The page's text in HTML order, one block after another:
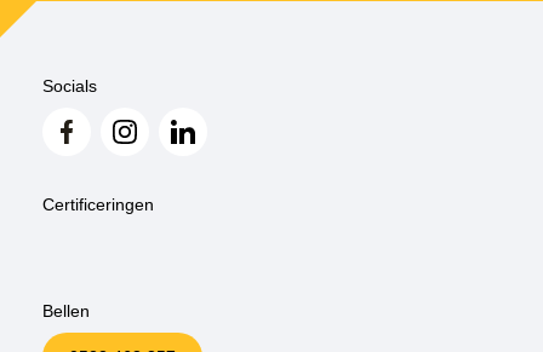
Socials
Certificeringen
Bellen